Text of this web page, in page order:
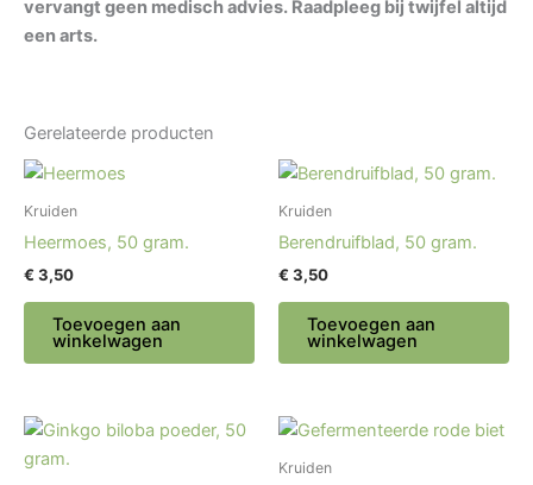
vervangt geen medisch advies. Raadpleeg bij twijfel altijd
een arts.
Gerelateerde producten
Kruiden
Heermoes, 50 gram.
€ 3,50
Toevoegen aan
winkelwagen
Kruiden
Berendruifblad, 50 gram.
€ 3,50
Toevoegen aan
winkelwagen
Kruiden